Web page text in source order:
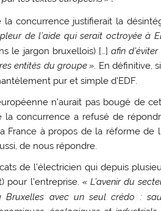
concurrence justifierait la
de l’aide qui serait octroyée à
le jargon bruxellois) […] afin
entités du groupe» . En définitive,
pur et simple d’EDF.
n’aurait pas bougé de
la concurrence a refusé de
à propos de la réforme de
de nous répondre.
de l’électricien qui depuis
pour l’entreprise.« L’avenir du
Bruxelles avec un seul crédo :